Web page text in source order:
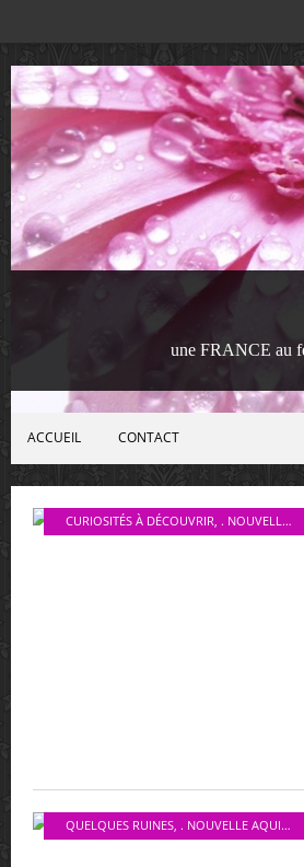
une FRANCE au
ACCUEIL CONTACT
CURIOSITÉS À DÉCOUVRIR . NOUVELLE AQUITAINE
QUELQUES RUINES . NOUVELLE AQUITAINE